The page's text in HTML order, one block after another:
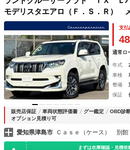
モデリスタエアロ（Ｆ．Ｓ．Ｒ）
インモニター ７人乗り ブラック
ンチ１９インチＡＷ シートヒー
ッドコンビハンドル
支払
通常ロ
年式
車検
整備
保証
販売店保証 車両状態評価書 グー鑑定 OBD診
オプション見積り可
愛知県津島市 Ｃａｓｅ（ケース） 別館
まずは在庫確認・見積依